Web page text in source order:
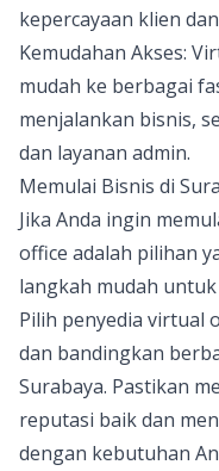
kepercayaan klien
Kemudahan Akses:
mudah ke berbagai
menjalankan bisnis,
dan layanan admin.
Memulai Bisnis di
Jika Anda ingin
office adalah pilihan
langkah mudah untuk
Pilih penyedia virtual
dan bandingkan
Surabaya. Pastikan
reputasi baik dan
dengan kebutuhan